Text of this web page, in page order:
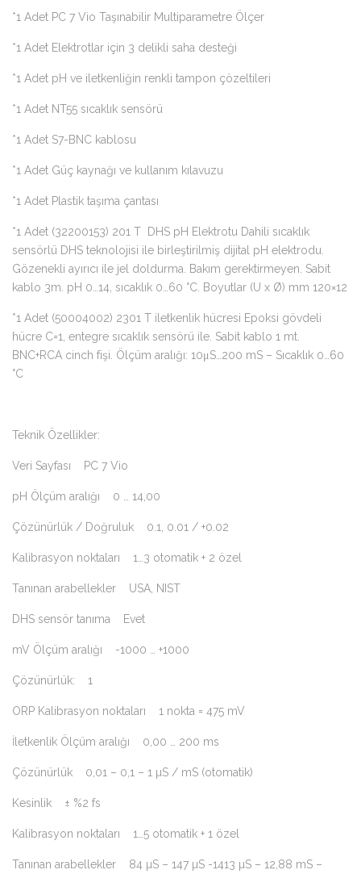
*1 Adet PC 7 Vio Taşınabilir Multiparametre Ölçer
*1 Adet Elektrotlar için 3 delikli saha desteği
*1 Adet pH ve iletkenliğin renkli tampon çözeltileri
*1 Adet NT55 sıcaklık sensörü
*1 Adet S7-BNC kablosu
*1 Adet Güç kaynağı ve kullanım kılavuzu
*1 Adet Plastik taşıma çantası
*1 Adet (32200153) 201 T DHS pH Elektrotu Dahili sıcaklık
sensörlü DHS teknolojisi ile birleştirilmiş dijital pH elektrodu.
Gözenekli ayırıcı ile jel doldurma. Bakım gerektirmeyen. Sabit
kablo 3m. pH 0…14, sıcaklık 0…60 °C. Boyutlar (U x Ø) mm 120×12
*1 Adet (50004002) 2301 T iletkenlik hücresi Epoksi gövdeli
hücre C=1, entegre sıcaklık sensörü ile. Sabit kablo 1 mt.
BNC+RCA cinch fişi. Ölçüm aralığı: 10μS…200 mS – Sıcaklık 0…60
°C
Teknik Özellikler:
Veri Sayfası PC 7 Vio
pH Ölçüm aralığı 0 … 14,00
Çözünürlük / Doğruluk 0.1, 0.01 / +0.02
Kalibrasyon noktaları 1…3 otomatik + 2 özel
Tanınan arabellekler USA, NIST
DHS sensör tanıma Evet
mV Ölçüm aralığı -1000 … +1000
Çözünürlük: 1
ORP Kalibrasyon noktaları 1 nokta = 475 mV
İletkenlik Ölçüm aralığı 0,00 … 200 ms
Çözünürlük 0,01 – 0,1 – 1 µS / mS (otomatik)
Kesinlik ± %2 fs
Kalibrasyon noktaları 1…5 otomatik + 1 özel
Tanınan arabellekler 84 µS – 147 µS -1413 µS – 12,88 mS –